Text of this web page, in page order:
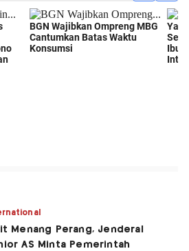
Menang Perang, Jenderal
AS Minta Pemerintah